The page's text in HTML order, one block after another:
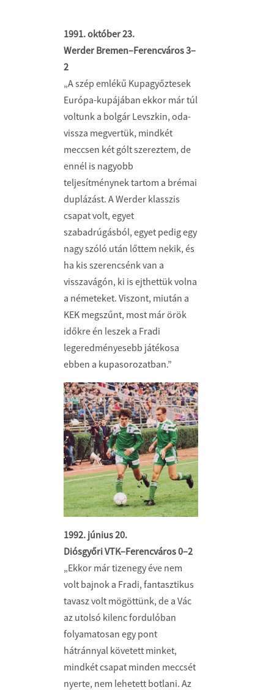
1991. október 23.
Werder Bremen–Ferencváros 3–
2
„A szép emlékű Kupagyőztesek
Európa-kupájában ekkor már túl
voltunk a bolgár Levszkin, oda-
vissza megvertük, mindkét
meccsen két gólt szereztem, de
ennél is nagyobb
teljesítménynek tartom a brémai
duplázást. A Werder klasszis
csapat volt, egyet
szabadrúgásból, egyet pedig egy
nagy szóló után lőttem nekik, és
ha kis szerencsénk van a
visszavágón, ki is ejthettük volna
a németeket. Viszont, miután a
KEK megszűnt, most már örök
időkre én leszek a Fradi
legeredményesebb játékosa
ebben a kupasorozatban.”
1992. június 20.
Diósgyőri VTK–Ferencváros 0–2
„Ekkor már tizenegy éve nem
volt bajnok a Fradi, fantasztikus
tavasz volt mögöttünk, de a Vác
az utolsó kilenc fordulóban
folyamatosan egy pont
hátránnyal követett minket,
mindkét csapat minden meccsét
nyerte, nem lehetett botlani. Az